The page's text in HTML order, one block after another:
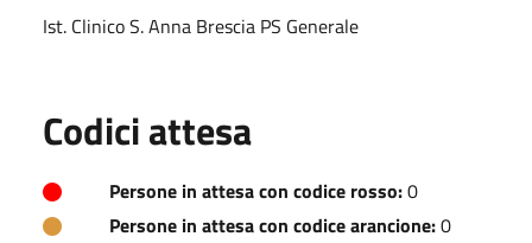
Ist. Clinico S. Anna Brescia PS Generale
Codici attesa
Persone in attesa con codice rosso:0
Persone in attesa con codice arancione:0